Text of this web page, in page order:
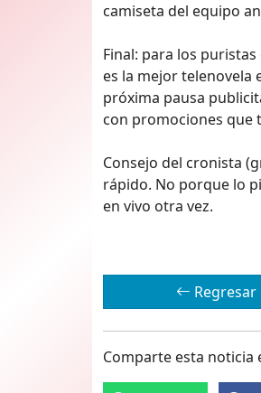
camiseta del equipo
Final: para los
es la mejor telenovela
próxima pausa
con promociones que
Consejo del cronista
rápido. No porque lo
en vivo otra vez.
Regresar
Comparte esta noticia